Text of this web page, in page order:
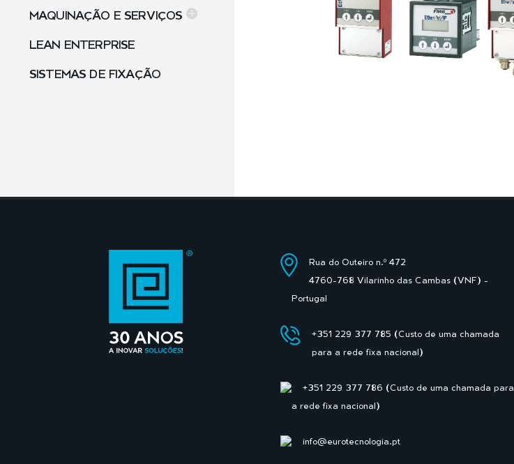
MAQUINAÇÃO E SERVIÇOS
LEAN ENTERPRISE
SISTEMAS DE FIXAÇÃO
Rua do Outeiro n.º 472
4760-768 Vilarinho das Cambas (VNF) -
Portugal
+351 229 377 785 (Custo de uma chamada
para a rede fixa nacional)
+351 229 377 786 (Custo de uma chamada para
a rede fixa nacional)
info@eurotecnologia.pt